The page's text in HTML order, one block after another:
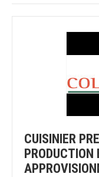
CUISINIER
PRODUCTION